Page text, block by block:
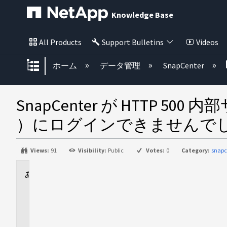
Knowledge Base
All Products Support Bulletins Videos
グローバル階層を展開/折りたた
ホーム データ管理 SnapCenter
SnapCenter が HTTP 500
）にログインできませんで
Views: 91 Visibility: Public Votes: 0 Category: